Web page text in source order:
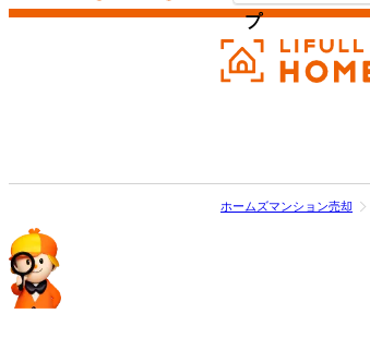
プ
ホームズマンション売却